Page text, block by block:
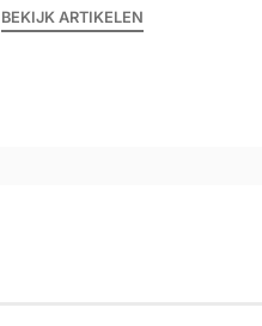
BEKIJK ARTIKELEN